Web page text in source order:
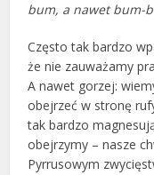
bum, a nawet bum-
Często tak bardzo
że nie zauważamy
A nawet gorzej:
obejrzeć w stronę
tak bardzo
obejrzymy – nasze
Pyrrusowym